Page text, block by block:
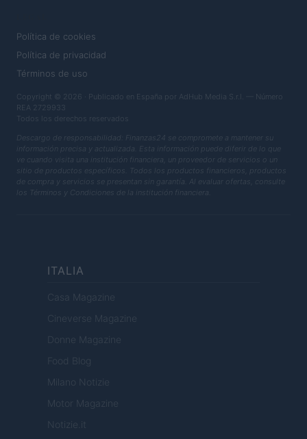
Política de cookies
Política de privacidad
Términos de uso
Copyright © 2026 · Publicado en España por AdHub Media S.r.l. — Número
REA 2729933
Todos los derechos reservados
Descargo de responsabilidad: Finanzas24 se compromete a mantener su
información precisa y actualizada. Esta información puede diferir de lo que
ve cuando visita una institución financiera, un proveedor de servicios o un
sitio de productos específicos. Todos los productos financieros, productos
de compra y servicios se presentan sin garantía. Al evaluar ofertas, consulte
los Términos y Condiciones de la institución financiera.
ITALIA
Casa Magazine
Cineverse Magazine
Donne Magazine
Food Blog
Milano Notizie
Motor Magazine
Notizie.it